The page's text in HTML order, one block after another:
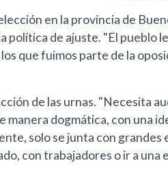
en la provincia de
política de ajuste. "El pueblo
que fuimos parte de la
de las urnas. "Necesita
dogmática, con una
solo se junta con grandes
con trabajadores o ir a una